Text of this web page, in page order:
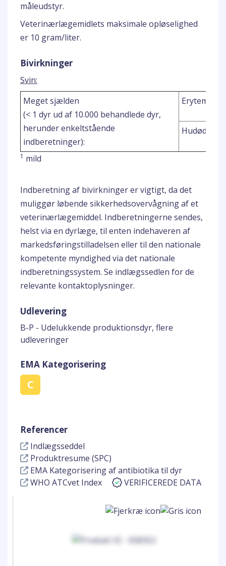
måleudstyr.
Veterinærlægemidlets maksimale opløselighed
er 10 gram/liter.
Bivirkninger
Svin:
Meget sjælden
(< 1 dyr ud af 10.000 behandlede dyr,
herunder enkeltstående
indberetninger):
Erytem
Hudødemer
1 mild
Indberetning af bivirkninger er vigtigt, da det
muliggør løbende sikkerhedsovervågning af et
veterinærlægemiddel. Indberetningerne sendes,
helst via en dyrlæge, til enten indehaveren af
markedsføringstilladelsen eller til den nationale
kompetente myndighed via det nationale
indberetningssystem. Se indlægssedlen for de
relevante kontaktoplysninger.
Udlevering
B-P - Udelukkende produktionsdyr, flere
udleveringer
EMA Kategorisering
C
Referencer
Indlægsseddel
Produktresume (SPC)
EMA Kategorisering af antibiotika til dyr
WHO ATCvet Index
VERIFICEREDE DATA